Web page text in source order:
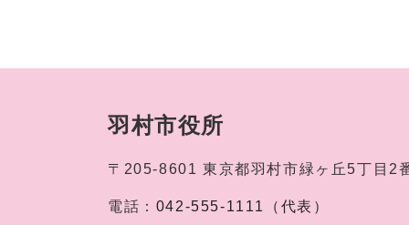
羽村市役所
〒205-8601 東京都羽村市緑ヶ丘5丁目2
電話： 042-555-1111（代表）